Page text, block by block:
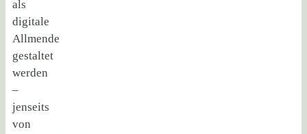
als
digitale
Allmende
gestaltet
werden
–
jenseits
von